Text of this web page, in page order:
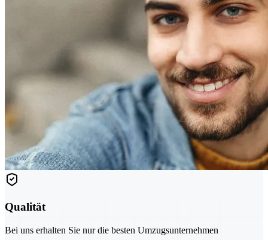
Qualität
Bei uns erhalten Sie nur die besten Umzugsunternehmen